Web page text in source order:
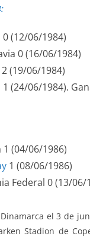
(12/06/1984)
0 (16/06/1984)
2 (19/06/1984)
(24/06/1984).
(04/06/1986)
1 (08/06/1986)
Federal 0 (13/06/
el 3 de
Stadion de